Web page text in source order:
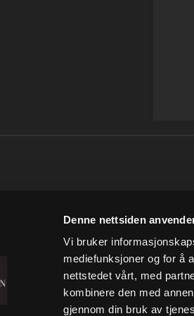
Denne nettsiden
Vi bruker
mediefunksjoner og for å
nettstedet vårt, med
kombinere den med
gjennom din bruk av
Wirgenes vei 15
3157 Barkåker
+47 333 00 610
post@ludvigsen.no